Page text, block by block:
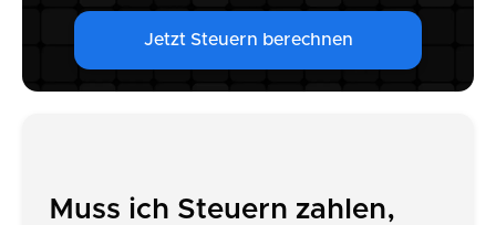
Jetzt Steuern berechnen
Muss ich Steuern zahlen,